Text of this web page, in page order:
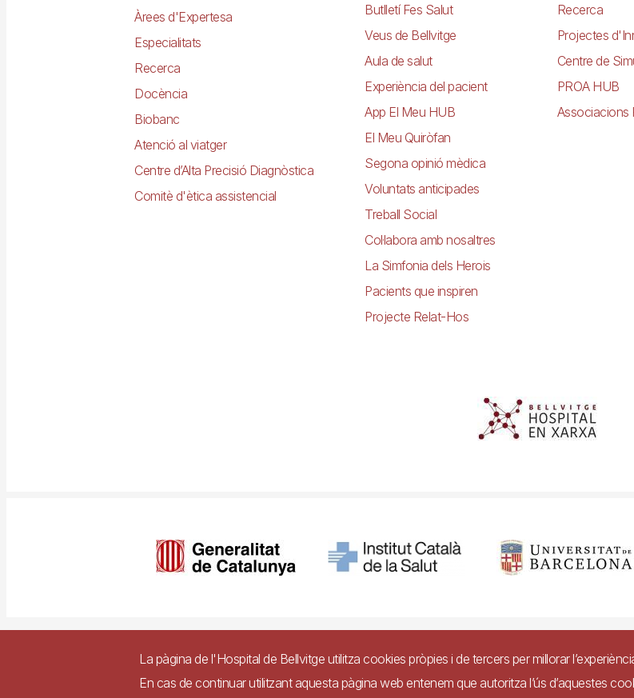
Àrees d'Expertesa
Especialitats
Recerca
Docència
Biobanc
Atenció al viatger
Centre d’Alta Precisió Diagnòstica
Comitè d'ètica assistencial
Butlletí Fes Salut
Veus de Bellvitge
Aula de salut
Experiència del pacient
App El Meu HUB
El Meu Quiròfan
Segona opinió mèdica
Voluntats anticipades
Treball Social
Col·labora amb nosaltres
La Simfonia dels Herois
Pacients que inspiren
Projecte Relat-Hos
Recerca
Projectes
Centre de
PROA HUB
Associacions
de
Imagen
La pàgina de l'Hospital de Bellvitge utilitza cookies pròpies i de tercers per millorar
En cas de continuar utilitzant aquesta pàgina web entenem que autoritza l’ús d’aquestes